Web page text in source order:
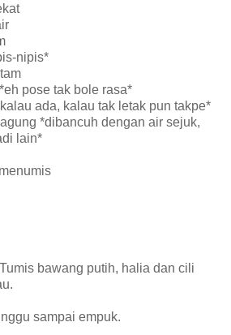
nipis*
pose tak bole rasa*
ada, kalau tak letak pun takpe*
*dibancuh dengan air sejuk,
lain*
bawang putih, halia dan cili
sampai empuk.